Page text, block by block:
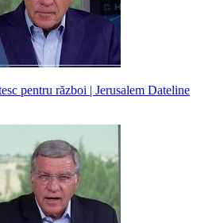
pentru război | Jerusalem Dateline